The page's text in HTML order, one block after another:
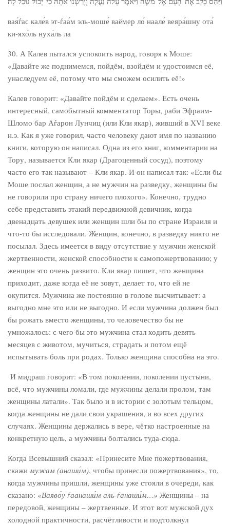
вая́ѓас кале́в эт-ѓаа́м эль-моше́ ваёмер ло́ наале́ веяра́шну ота́
ки-яхо́ль нуха́ль ла
30. А Калев пытался успокоить народ, говоря к Моше:
«Давайте же поднимемся, пойдём, взойдём и удостоимся её,
унаследуем её, потому что мы сможем осилить её!»
Калев говорит: «Давайте пойдём и сделаем». Есть очень
интересный, самобытный комментатор Торы, раби Эфраим-
Шломо бар А­ѓарон Лунчиц (или Кли якар), живший в XVI веке
н.э. Как я уже говорил, часто человеку дают имя по названию
книги, которую он написал. Одна из его книг, комментарии на
Тору, называется Кли якар (Драгоценный сосуд), поэтому
часто его так называют – Кли якар. И он написал так: «Если бы
Моше послал женщин, а не мужчин на разведку, женщины бы
не говорили про страну ничего плохого». Конечно, трудно
себе представить этакий передвижной девичник, когда
двенадцать девушек или женщин шли бы по стране Израиля и
что-то бы исследовали. Женщин, конечно, в разведку никто не
посылал. Здесь имеется в виду отсутствие у мужчин женской
жертвенности, женской способности к самопожертвованию; у
женщин это очень развито. Кли якар пишет, что женщина
приходит, даже когда её не зовут, делает то, что ей не
окупится. Мужчина же постоянно в голове высчитывает: а
выгодно мне это или не выгодно. И если мужчина должен был
бы рожать вместо женщины, то человечество бы не
умножалось: с чего бы это мужчина стал ходить девять
месяцев с животом, мучиться, страдать и потом ещё
испытывать боль при родах. Только женщина способна на это.
И мидраш говорит: «В том поколении, поколении пустыни,
всё, что мужчины ломали, где мужчины делали пролом, там
женщины латали». Так было и в истории с золотым тельцом,
когда женщины не дали свои украшения, и во всех других
случаях. Женщины держались в вере, чётко настроенные на
конкретную цель, а мужчины болтались туда-сюда.
Когда Всевышний сказал: «Принесите Мне пожертвования,
скажимужам (анаши́м), чтобы принесли пожертвования», то,
когда мужчины пришли, женщины уже стояли в очереди, как
сказано: «Ваяво́у ѓаанаши́м аль-ѓанаши́м…» Женщины – на
передовой, женщины – жертвенные. И этот вот мужской дух
холодной практичности, расчётливости и подтолкнул